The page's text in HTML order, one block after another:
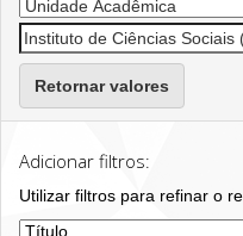
Retornar valores
Adicionar filtros:
Utilizar filtros para refinar o